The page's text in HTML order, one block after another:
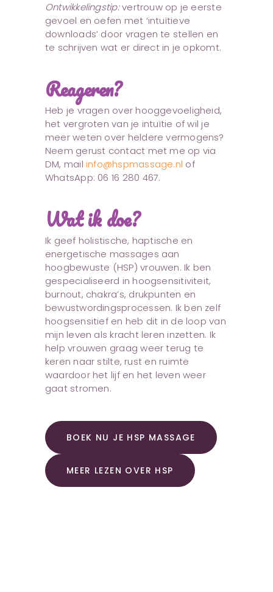
Ontwikkelingstip:vertrouw op je eerste
gevoel en oefen met ‘intuïtieve
downloads’ door vragen te stellen en
te schrijven wat er direct in je opkomt.
Reageren?
Heb je vragen over hooggevoeligheid,
het vergroten van je intuïtie of wil je
meer weten over heldere vermogens?
Neem gerust contact met me op via
DM, mailinfo@hspmassage.nl of
WhatsApp: 06 16 280 467.
Wat ik doe?
Ik geef holistische, haptische en
energetische massages aan
hoogbewuste (HSP) vrouwen. Ik ben
gespecialiseerd in hoogsensitiviteit,
burnout, chakra’s, drukpunten en
bewustwordingsprocessen. Ik ben zelf
hoogsensitief en heb dit in de loop van
mijn leven als kracht leren inzetten. Ik
help vrouwen graag weer terug te
keren naar stilte, rust en ruimte
waardoor het lijf en het leven weer
gaat stromen.
BOEK NU JE HSP MASSAGE
MEER LEZEN OVER HSP